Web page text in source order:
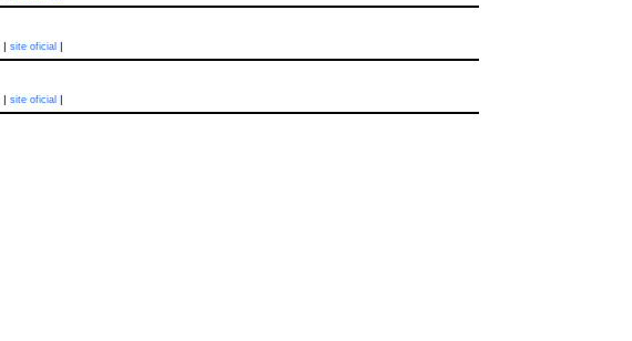
| site oficial|
| site oficial|